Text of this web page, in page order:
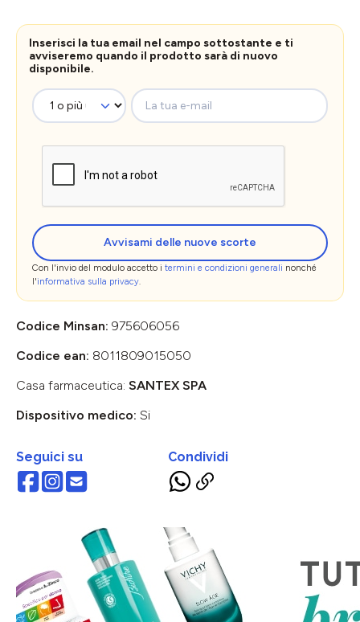
Inserisci la tua email nel campo sottostante e ti
avviseremo quando il prodotto sarà di nuovo
disponibile.
La tua e-mail
Avvisami delle nuove scorte
Con l'invio del modulo accetto i termini e condizioni generali nonché
l'informativa sulla privacy.
Codice Minsan: 975606056
Codice ean: 8011809015050
Casa farmaceutica: SANTEX SPA
Dispositivo medico: Si
Seguici su Condividi